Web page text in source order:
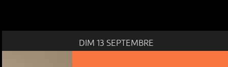
DIM 13 SEPTEMBRE